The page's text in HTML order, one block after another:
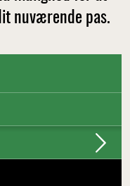
nuværende pas.